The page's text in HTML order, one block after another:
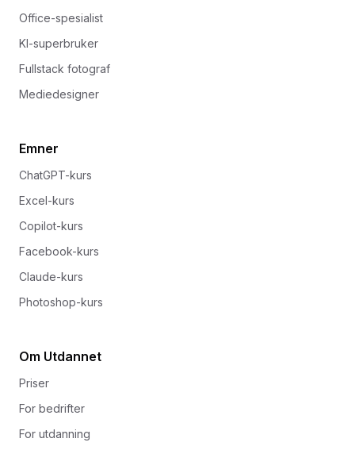
Office-spesialist
KI-superbruker
Fullstack fotograf
Mediedesigner
Emner
ChatGPT-kurs
Excel-kurs
Copilot-kurs
Facebook-kurs
Claude-kurs
Photoshop-kurs
Om Utdannet
Priser
For bedrifter
For utdanning